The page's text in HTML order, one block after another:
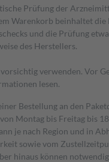
Prüfung der
Warenkorb beinhaltet
und die Prüfung
des Herstellers.
vorsichtig verwenden. Vor
lesen.
Bestellung an den
Montag bis Freitag bis
je nach Region und in
sowie vom
hinaus können